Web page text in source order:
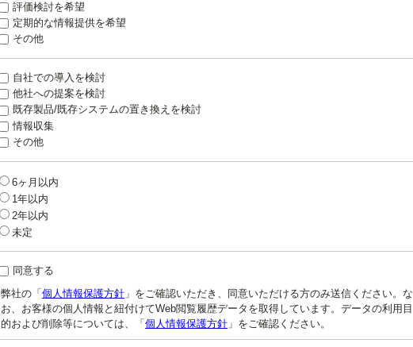
評価検討を希望
定期的な情報提供を希望
その他
自社での導入を検討
他社への提案を検討
既存製品/既存システムの置き換えを検討
情報収集
その他
6ヶ月以内
1年以内
2年以内
未定
同意する
弊社の「個人情報保護方針 」をご確認いただき、同意いただける方のみ送信ください。な
お、お客様の個人情報と紐付けてWeb閲覧履歴データを取得しています。データの利用目
的および削除等については、「個人情報保護方針 」をご確認ください。